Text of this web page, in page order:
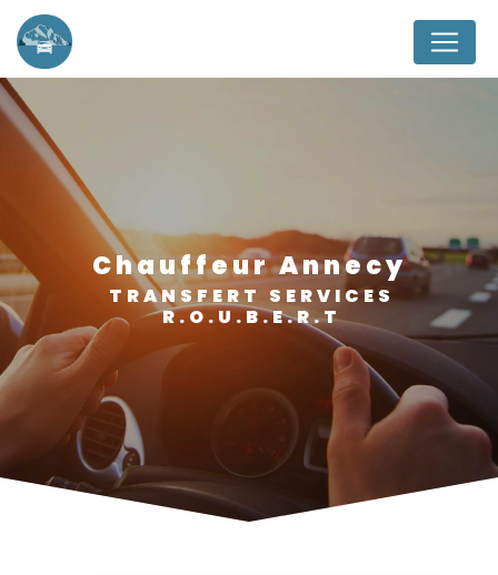
chauffeur Annecy
TRANSFERT SERVICES
R.O.U.B.E.R.T
Panneau de gestion des cookies